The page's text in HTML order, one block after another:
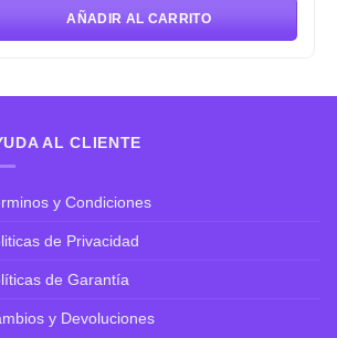
AÑADIR AL CARRITO
AL CLIENTE
y Condiciones
de Privacidad
de Garantía
y Devoluciones